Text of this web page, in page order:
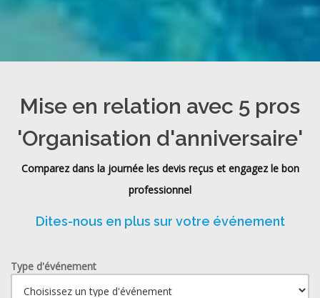
Mise en relation avec 5 pros
'Organisation d'anniversaire'
Comparez dans la journée les devis reçus et engagez le bon
professionnel
Dites-nous en plus sur votre événement
Type d'événement